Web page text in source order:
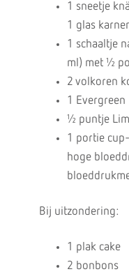
1 sneetje
1 glas
1 schaaltje
ml) met ½
2 volkoren
1 Evergreen
½ puntje
1 portie
hoge
Bij uitzondering:
1 plak cake
2 bonbons